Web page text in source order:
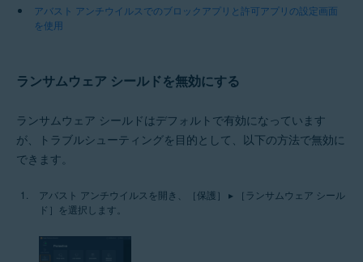
アバスト アンチウイルスでのブロックアプリと許可アプリの設定画面
を使用
ランサムウェア シールドを無効にする
ランサムウェア シールドはデフォルトで有効になっています
が、トラブルシューティングを目的として、以下の方法で無効に
できます。
アバスト アンチウイルスを開き、［保護］ ▸ ［ランサムウェア シール
ド］を選択します。